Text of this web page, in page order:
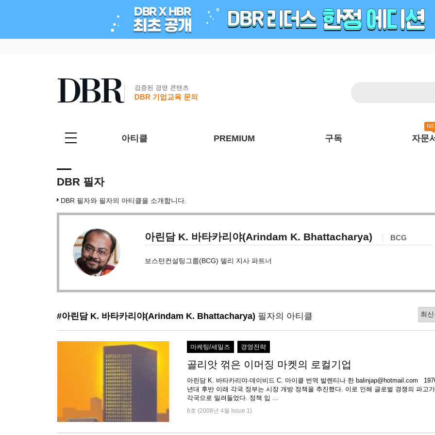
검증된 경영 콘텐츠
DBR 기업교육 문의
아티클 PREMIUM 구독 자문
DBR 필자
DBR 필자와 필자의 아티클을 소개합니다.
아린담 K. 바타카리야(Arindam K. Bhattacharya) BCG
보스턴컨설팅그룹(BCG) 델리 지사 파트너
#아린담 K. 바타카리야(Arindam K. Bhattacharya) 필자의 아티클
마케팅/세일즈 경영전략
골리앗 꺾은 이머징 마켓의 로컬기업
아린담 K. 바타카리야·데이비드 C. 마이클 번역 발렌티나 한 balinjap@hotmail.com
년대 후반 이래 각국 정부는 시장 개방 정책을 추진했다. 이로 인해 글로벌 경쟁의 파고가
각국으로 밀려들었다. 정책 입 ...
6호 (2008년 4월 Issue 1)